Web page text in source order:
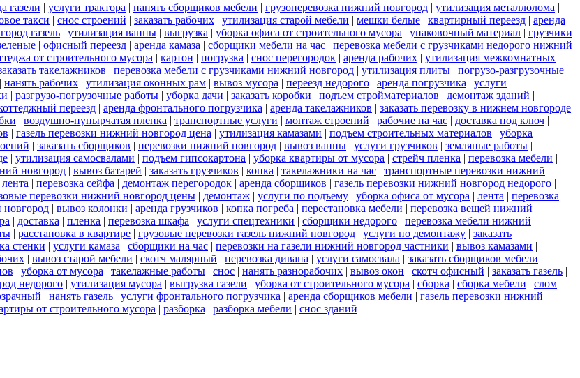
газели | услуги трактора | нанять сборщиков мебели | грузоперевозка нижний новгород | утилизация металлолома |
такси | снос строений | заказать рабочих | утилизация старой мебели | мешки белые | квартирный переезд | аренда
газель | утилизация ванны | выгрузка | уборка офиса от строительного мусора | упаковочный материал | грузчики
| офисный переезд | аренда камаза | сборщики мебели на час | перевозка мебели с грузчиками недорого нижний
от строительного мусора | картон | погрузка | снос перегородок | аренда рабочих | утилизация межкомнатных
такелажников | перевозка мебели с грузчиками нижний новгород | утилизация плиты | погрузо-разгрузочные
| нанять рабочих | утилизация оконных рам | вывоз мусора | переезд недорого | аренда погрузчика | услуги
| разгрузо-погрузочные работы | уборка дачи | заказать коробки | подъем стройматериалов | демонтаж зданий |
переезд | аренда фронтального погрузчика | аренда такелажников | заказать перевозку в нижнем новгороде
| воздушно-пупырчатая пленка | транспортные услуги | монтаж строений | рабочие на час | доставка под ключ |
| газель перевозки нижний новгород цена | утилизация камазами | подъем строительных материалов | уборка
| заказать сборщиков | перевозки нижний новгород | вывоз ванны | услуги грузчиков | земляные работы |
| утилизация самосвалами | подъем гипсокартона | уборка квартиры от мусора | стрейч пленка | перевозка мебели |
новгород | вывоз батарей | заказать грузчиков | копка | такелажники на час | транспортные перевозки нижний
| перевозка сейфа | демонтаж перегородок | аренда сборщиков | газель перевозки нижний новгород недорого |
перевозки нижний новгород цены | демонтаж | услуги по подъему | уборка офиса от мусора | лента | перевозка
новгород | вывоз колонки | аренда грузчиков | копка погреба | перестановка мебели | перевозка вещей нижний
| доставка | пленка | перевозка шкафа | услуги спецтехники | сборщики недорого | перевозка мебели нижний
| расстановка в квартире | грузовые перевозки газель нижний новгород | услуги по демонтажу | заказать
стенки | услуги камаза | сборщики на час | перевозки на газели нижний новгород частники | вывоз камазами |
| вывоз старой мебели | скотч малярный | перевозка дивана | услуги самосвала | заказать сборщиков мебели |
| уборка от мусора | такелажные работы | снос | нанять разнорабочих | вывоз окон | скотч офисный | заказать газель |
недорого | утилизация мусора | выгрузка газели | уборка от строительного мусора | сборка | сборка мебели | слом
| нанять газель | услуги фронтального погрузчика | аренда сборщиков мебели | газель перевозки нижний
от строительного мусора | разборка | разборка мебели | снос зданий